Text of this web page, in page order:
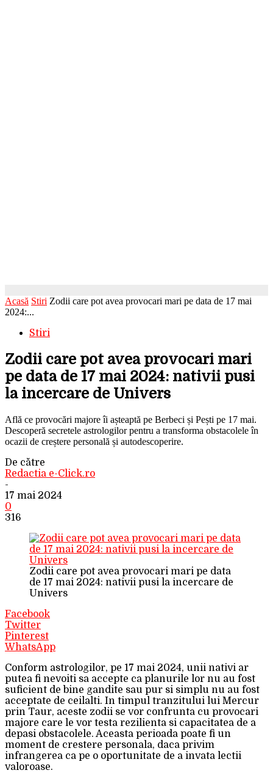
Acasă Stiri Zodii care pot avea provocari mari pe data de 17 mai
2024:...
Stiri
Zodii care pot avea provocari mari
pe data de 17 mai 2024: nativii pusi
la incercare de Univers
Află ce provocări majore îi așteaptă pe Berbeci și Pești pe 17 mai.
Descoperă secretele astrologilor pentru a transforma obstacolele în
ocazii de creștere personală și autodescoperire.
De către
Redactia e-Click.ro
-
17 mai 2024
0
316
Zodii care pot avea provocari mari pe data
de 17 mai 2024: nativii pusi la incercare de
Univers
Facebook
Twitter
Pinterest
WhatsApp
Conform astrologilor, pe 17 mai 2024, unii nativi ar
putea fi nevoiti sa accepte ca planurile lor nu au fost
suficient de bine gandite sau pur si simplu nu au fost
acceptate de ceilalti. In timpul tranzitului lui Mercur
prin Taur, aceste zodii se vor confrunta cu provocari
majore care le vor testa rezilienta si capacitatea de a
depasi obstacolele. Aceasta perioada poate fi un
moment de crestere personala, daca privim
infrangerea ca pe o oportunitate de a invata lectii
valoroase.